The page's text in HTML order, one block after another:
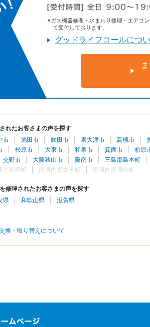
※ガス機器修理・水まわり修理・エアコ
て受付しております。
グッドライフコールにつ
れたお客さまの声を探す
市
池田市 吹田市 泉大津市 高槻市
松原市 大東市 和泉市 箕面市 柏原
交野市
大阪狭山市 阪南市 三島郡島本町
南郡岬町
南河内郡太子町 南河内郡河南町
修理されたお客さまの声を探す
県
和歌山県 滋賀県
換・取り替えについて